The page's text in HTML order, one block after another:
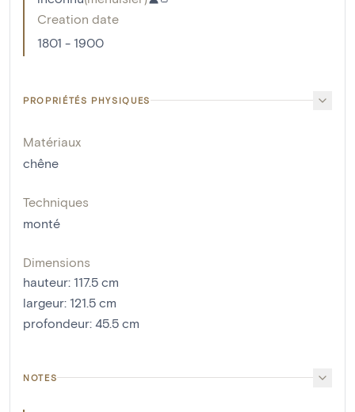
Creation date
1801 - 1900
PROPRIÉTÉS PHYSIQUES
Matériaux
chêne
Techniques
monté
Dimensions
hauteur: 117.5 cm
largeur: 121.5 cm
profondeur: 45.5 cm
NOTES